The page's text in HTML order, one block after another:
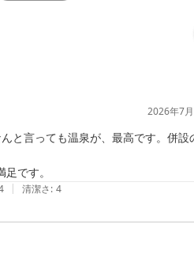
2026年7
と言っても温泉が、最高です。併設
です。
| 清潔さ: 4